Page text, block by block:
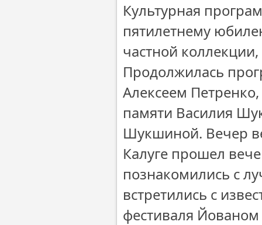
Культурная
пятилетнему
частной
Продолжилась
Алексеем
памяти Василия
Шукшиной. Вечер
Калуге прошел
познакомились с
встретились с
фестиваля